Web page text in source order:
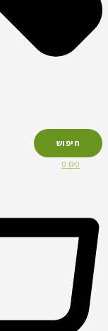
חיפוש
₪0
0